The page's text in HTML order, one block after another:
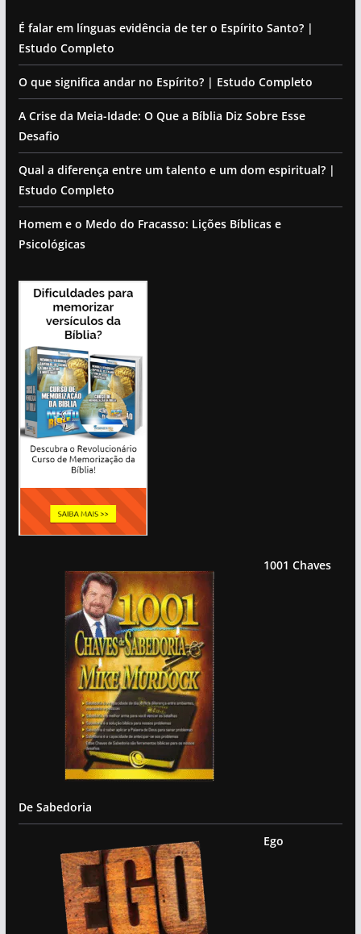
É falar em línguas evidência de ter o Espírito Santo? |
Estudo Completo
O que significa andar no Espírito? | Estudo Completo
A Crise da Meia-Idade: O Que a Bíblia Diz Sobre Esse
Desafio
Qual a diferença entre um talento e um dom espiritual? |
Estudo Completo
Homem e o Medo do Fracasso: Lições Bíblicas e
Psicológicas
1001 Chaves
De Sabedoria
Ego